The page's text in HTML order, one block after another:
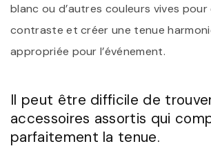
blanc ou d’autres couleurs vives pour
contraste et créer une tenue
appropriée pour l’événement.
Il peut être difficile de
accessoires assortis qui
parfaitement la tenue.